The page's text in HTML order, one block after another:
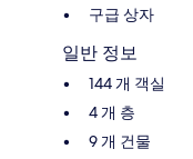
구급 상자
일반 정보
144 개 객실
4 개 층
9 개 건물